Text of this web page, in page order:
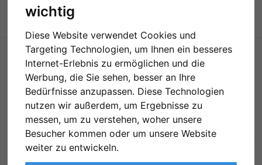
wichtig
Diese Website verwendet Cookies und
Targeting Technologien, um Ihnen ein besseres
Internet-Erlebnis zu ermöglichen und die
Werbung, die Sie sehen, besser an Ihre
Bedürfnisse anzupassen. Diese Technologien
nutzen wir außerdem, um Ergebnisse zu
messen, um zu verstehen, woher unsere
Besucher kommen oder um unsere Website
weiter zu entwickeln.